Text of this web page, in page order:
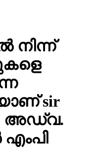
നിന്ന്
sir
അഡ്വ.